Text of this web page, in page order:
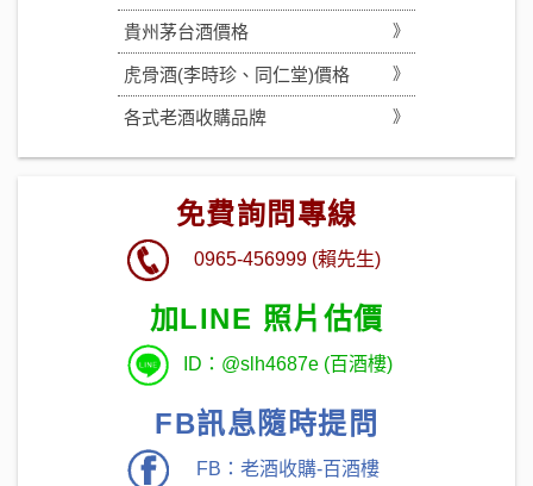
貴州茅台酒價格
虎骨酒(李時珍、同仁堂)價格
各式老酒收購品牌
免費詢問專線
0965-456999 (賴先生)
加LINE 照片估價
ID：@slh4687e (百酒樓)
FB訊息隨時提問
FB：老酒收購-百酒樓